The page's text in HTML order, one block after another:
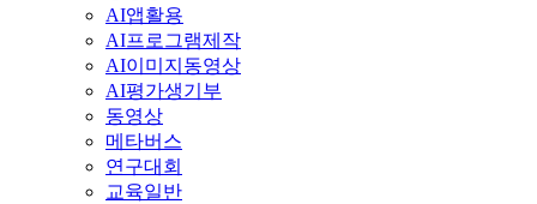
AI앱활용
AI프로그램제작
AI이미지동영상
AI평가생기부
동영상
메타버스
연구대회
교육일반